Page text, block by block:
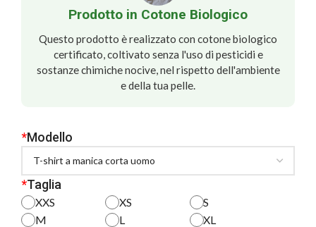
Prodotto in Cotone Biologico
Questo prodotto è realizzato con cotone biologico
certificato, coltivato senza l'uso di pesticidi e
sostanze chimiche nocive, nel rispetto dell'ambiente
e della tua pelle.
*Modello
*Taglia
XXS XS
S
M
L
XL